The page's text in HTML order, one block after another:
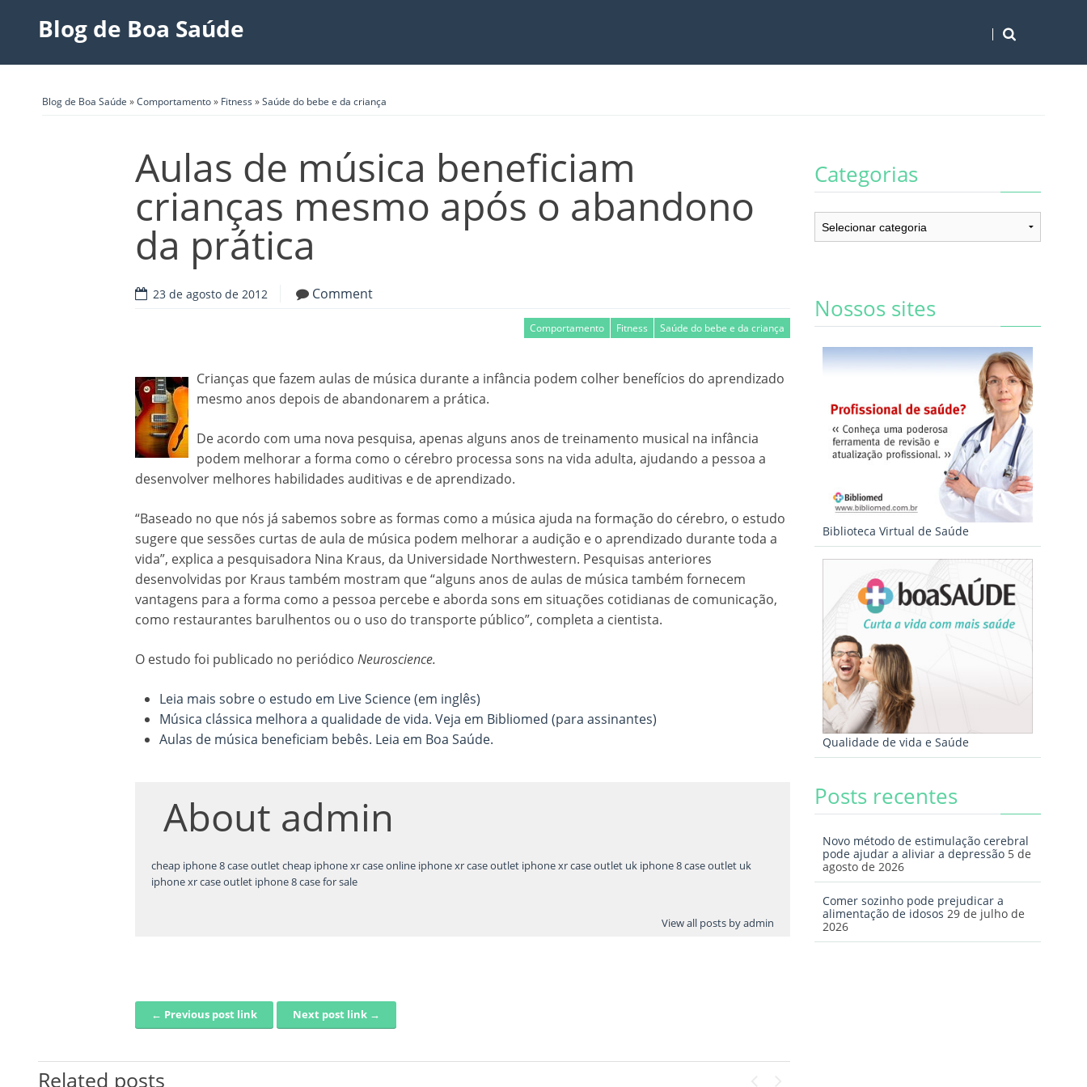
Blog de Boa Saúde
Blog de Boa Saúde »Comportamento» Fitness »Saúde do bebe e da criança
Aulas de música beneficiam
crianças mesmo após o abandono
da prática
23 de agosto de 2012 Comment
Comportamento Fitness Saúde do bebe e da criança
Crianças que fazem aulas de música durante a infância podem colher benefícios do aprendizado
mesmo anos depois de abandonarem a prática.
De acordo com uma nova pesquisa, apenas alguns anos de treinamento musical na infância
podem melhorar a forma como o cérebro processa sons na vida adulta, ajudando a pessoa a
desenvolver melhores habilidades auditivas e de aprendizado.
“Baseado no que nós já sabemos sobre as formas como a música ajuda na formação do cérebro, o estudo
sugere que sessões curtas de aula de música podem melhorar a audição e o aprendizado durante toda a
vida”, explica a pesquisadora Nina Kraus, da Universidade Northwestern. Pesquisas anteriores
desenvolvidas por Kraus também mostram que “alguns anos de aulas de música também fornecem
vantagens para a forma como a pessoa percebe e aborda sons em situações cotidianas de comunicação,
como restaurantes barulhentos ou o uso do transporte público”, completa a cientista.
O estudo foi publicado no periódico Neuroscience.
Leia mais sobre o estudo em Live Science (em inglês)
Música clássica melhora a qualidade de vida. Veja em Bibliomed (para assinantes)
Aulas de música beneficiam bebês. Leia em Boa Saúde.
About admin
cheap iphone 8 case outletcheap iphone xr case online iphone xr case outlet iphone xr case outlet uk iphone 8 case outlet uk
iphone xr case outlet iphone 8 case for sale
View all posts by admin
Post navigation← Previous post link Next post link →
Related posts
Categorias
Categorias
Nossos sites
Biblioteca Virtual de Saúde
Qualidade de vida e Saúde
Posts recentes
Novo método de estimulação cerebral
pode ajudar a aliviar a depressão 5 de
agosto de 2026
Comer sozinho pode prejudicar a
alimentação de idosos 29 de julho de
2026